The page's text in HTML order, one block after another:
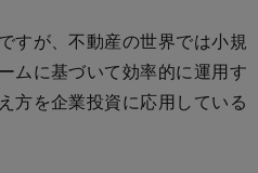
すが、不動産の世界では小規
ムに基づいて効率的に運用す
方を企業投資に応用している